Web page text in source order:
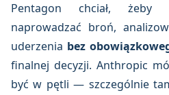
Pentagon chciał, żeby
naprowadzać broń,
uderzenia bez
finalnej decyzji. Anthropic
być w pętli — szczególnie